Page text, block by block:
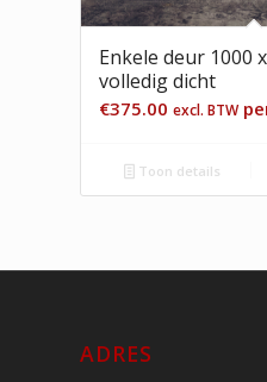
Enkele deur 1000
volledig dicht
€375.00 excl. BTW
Toon details
ADRES